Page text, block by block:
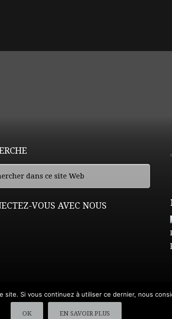
VOUS AVEC NOUS
Contacter •Demande de Devis
Si vous continuez à utiliser ce dernier, nous
OK EN SAVOIR PLUS